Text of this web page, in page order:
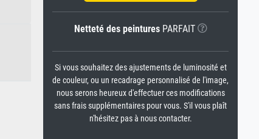
Netteté des peinturesPARFAIT
Si vous souhaitez des ajustements de luminosité et
de couleur, ou un recadrage personnalisé de l'image,
nous serons heureux d'effectuer ces modifications
sans frais supplémentaires pour vous. S'il vous plaît
n'hésitez pas à nous contacter.